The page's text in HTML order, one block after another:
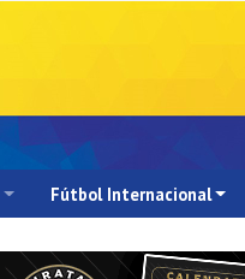
Fútbol Internacional